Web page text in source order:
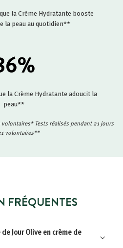
la Crème Hydratante booste
la peau au quotidien**
%
la Crème Hydratante adoucit la
peau**
Tests réalisés pendant 21 jours
volontaires**
FRÉQUENTES
Jour Olive en crème de